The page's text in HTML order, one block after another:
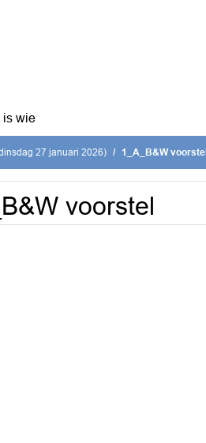
is wie
27 januari 2026) 1_A_B&W voorstel
voorstel